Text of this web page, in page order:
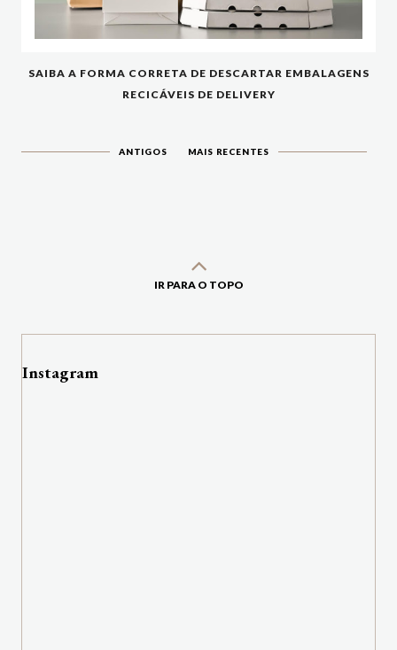
SAIBA A FORMA CORRETA DE DESCARTAR EMBALAGENS
RECICÁVEIS DE DELIVERY
ANTIGOS MAIS RECENTES
IR PARA O TOPO
Instagram